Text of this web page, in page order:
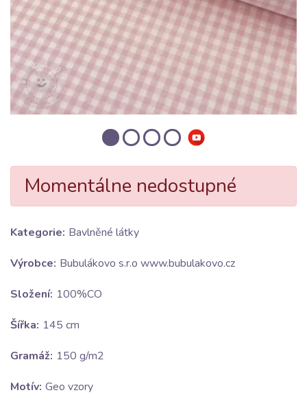
Momentálne nedostupné
Kategorie: Bavlněné látky
Výrobce: Bubulákovo s.r.o www.bubulakovo.cz
Složení: 100%CO
Šířka: 145 cm
Gramáž: 150 g/m2
Motív: Geo vzory